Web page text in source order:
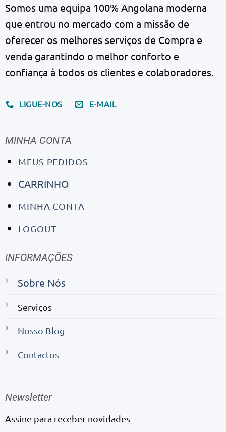
Somos uma equipa 100% Angolana moderna
que entrou no mercado com a missão de
oferecer os melhores serviços de Compra e
venda garantindo o melhor conforto e
confiança à todos os clientes e colaboradores.
LIGUE-NOS E-MAIL
MINHA CONTA
MEUS PEDIDOS
CARRINHO
MINHA CONTA
LOGOUT
INFORMAÇÕES
Sobre Nós
Serviços
Nosso Blog
Contactos
Newsletter
Assine para receber novidades